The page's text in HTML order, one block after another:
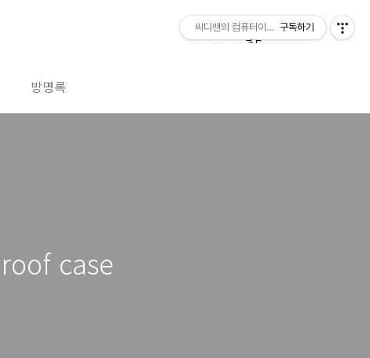
방명록
case
씨디맨의 컴퓨터이야기구독하기